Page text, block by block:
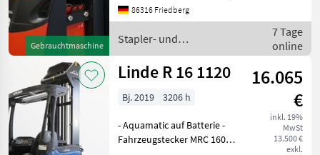
Gebrauchtmaschine
Mastschutz: Polycarbonat -
Schlüsselschalter -
Haupthub 19
86316 Friedberg
Stapler- und
Lagertechnik / Linde
7 Tage
online
Linde R 16 1120
16.065
€
inkl. 19%
MwSt
13.500 €
exkl.
Bj. 2019 3206 h
- Aquamatic auf Batterie -
Fahrzeugstecker MRC 160A -